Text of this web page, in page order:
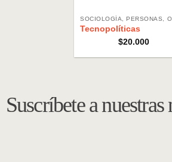
Tecnopolíticas
$20.000
Suscríbete a nuestras